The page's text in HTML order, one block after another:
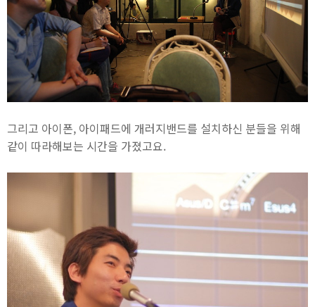
그리고 아이폰, 아이패드에 개러지밴드를 설치하신 분들을 위해
같이 따라해보는 시간을 가졌고요.